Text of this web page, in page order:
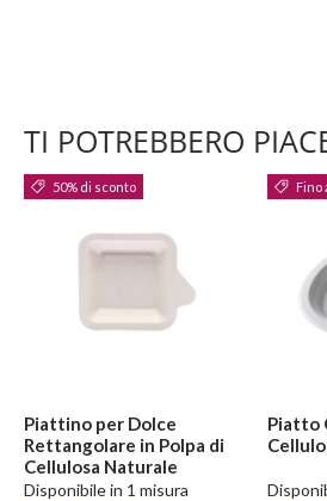
TI POTREBBERO
50% di sconto
Piattino per Dolce
Rettangolare in Polpa di
Cellulosa Naturale
Disponibile in 1 misura
Fino
Piatto